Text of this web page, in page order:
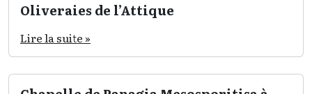
Oliveraies de l’Attique
Lire la suite »